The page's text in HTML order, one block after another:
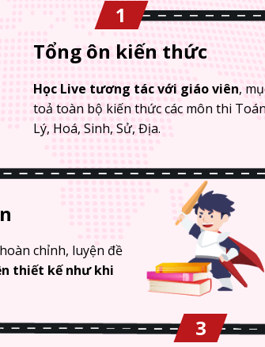
Tổng ôn kiến thức
Học Live tương tác với giáo viên,
toả toàn bộ kiến thức các môn thi
Lý, Hoá, Sinh, Sử, Địa.
chỉnh, luyện đề
thiết kế như khi
1
3